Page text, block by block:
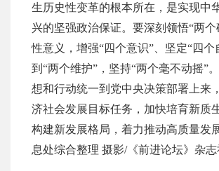
生历史性变革的根本所在，是实现中
兴的坚强政治保证。要深刻领悟“两个
性意义，增强“四个意识”、坚定“四个
到“两个维护”，坚持“两个毫不动摇”
想和行动统一到党中央决策部署上来
济社会发展目标任务，加快培育新质
构建新发展格局，着力推动高质量发
息处综合整理 摄影/《前进论坛》杂志